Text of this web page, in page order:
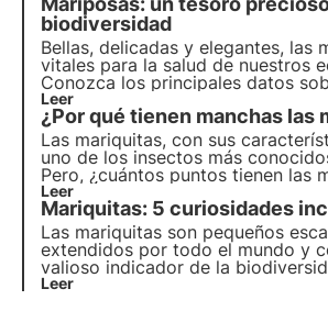
científica y su impacto en el
Descubre cómo 3Bee se
biodiversidad con Oases.
biodiversidad
Bellas, delicadas y elegantes, las
vitales para la salud de nuestros
Conozca los principales datos
y su importancia para la
3Bee para promover su
Leer
¿Por qué tienen manchas las
Las mariquitas, con sus
uno de los insectos más
Pero, ¿cuántos puntos tienen las
es su función? ¿Y su significado?
estudios científicos, en este
responderemos a las preguntas
sobre este tema.
Leer
Mariquitas: 5 curiosidades
Las mariquitas son pequeños
extendidos por todo el mundo y
valioso indicador de la
medioambiental. ¿Sabía que no
Leer